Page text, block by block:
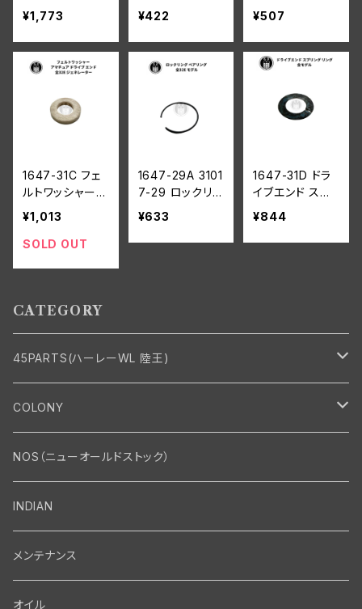
ー オイル ドライ
ブ エンド 1932-
45年 全モデル
¥1,773
ンド スプリング
¥422
ル ドライブ エン
ッドソン 32E 全
モデル 後期ジェ
¥507
1647-31C フェ
ルトワッシャー
アマチュア ドラ
イブ エンド ハー
レーダビッドソン
¥1,013
SOLD OUT
1647-29A 3101
7-29 ロックリン
グ ベアリング ハ
ン 全32E モデル
¥633
1647-31D ドラ
イブエンド スプ
リング リング ハ
ン 全モデル
¥844
CATEGORY
45PARTS(ハーレーWL 陸王)
エンジン
エンジン・シリンダーヘッド
バルブ・タペット関係
マフラー・インテーク・キャブレター
マフラー関係
インテーク・キャブレター関係
エレクトリカル
ジェネレーター関係
ディストリビューター関係
駆動系
ドライブチェーン関係
フロントフォーク・フレーム
COLONY
Bolt・Nut
Nut
Screw
Front End・Rear End
Wheel-Brake
Fork-Shockabsorber
Motor
Motor
Transmission・Primary
NOS（ニューオールドストック）
INDIAN
メンテナンス
オイル